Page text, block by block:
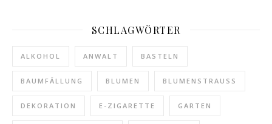
SCHLAGWÖRTER
ALKOHOL ANWALT BASTELN
BAUMFÄLLUNG BLUMEN BLUMENSTRAUSS
DEKORATION E-ZIGARETTE GARTEN